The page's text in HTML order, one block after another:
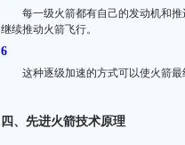
每一级火箭都有自己的发动机和
继续推动火箭飞行。
这种逐级加速的方式可以使火箭
四、先进火箭技术原理